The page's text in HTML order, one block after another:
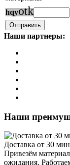
hqyotk
Наши партнеры:
Наши
Доставка от 30
Привезём
ожидания.